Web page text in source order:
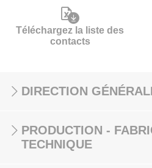
Téléchargez la liste des
contacts
DIRECTION
PRODUCTION -
TECHNIQUE